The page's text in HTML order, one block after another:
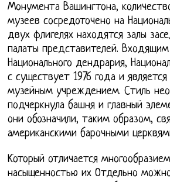
Монумента Вашингтона,
музеев сосредоточено на
двух флигелях находятся залы
палаты представителей.
Национального дендрария,
с существует 1976 года и
музейным учреждением. Стиль
подчеркнула башня и главный
они обозначили, таким образом,
американскими барочными
Который отличается
насыщенностью их Отдельно